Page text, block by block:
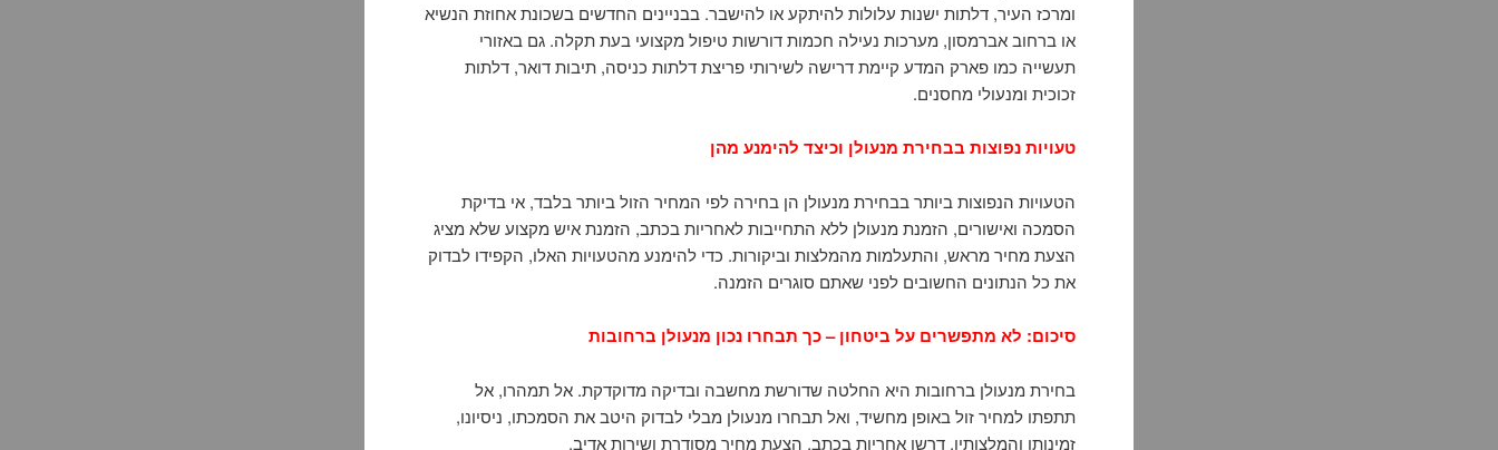
ומרכז העיר, דלתות ישנות עלולות להיתקע או להישבר. בבניינים החדשים בשכונת אחוזת הנשיא
או ברחוב אברמסון, מערכות נעילה חכמות דורשות טיפול מקצועי בעת תקלה. גם באזורי
תעשייה כמו פארק המדע קיימת דרישה לשירותי פריצת דלתות כניסה, תיבות דואר, דלתות
זכוכית ומנעולי מחסנים.
טעויות נפוצות בבחירת מנעולן וכיצד להימנע מהן
הטעויות הנפוצות ביותר בבחירת מנעולן הן בחירה לפי המחיר הזול ביותר בלבד, אי בדיקת
הסמכה ואישורים, הזמנת מנעולן ללא התחייבות לאחריות בכתב, הזמנת איש מקצוע שלא מציג
הצעת מחיר מראש, והתעלמות מהמלצות וביקורות. כדי להימנע מהטעויות האלו, הקפידו לבדוק
את כל הנתונים החשובים לפני שאתם סוגרים הזמנה.
סיכום: לא מתפשרים על ביטחון – כך תבחרו נכון מנעולן ברחובות
בחירת מנעולן ברחובות היא החלטה שדורשת מחשבה ובדיקה מדוקדקת. אל תמהרו, אל
תתפתו למחיר זול באופן מחשיד, ואל תבחרו מנעולן מבלי לבדוק היטב את הסמכתו, ניסיונו,
זמינותו והמלצותיו. דרשו אחריות בכתב, הצעת מחיר מסודרת ושירות אדיב.